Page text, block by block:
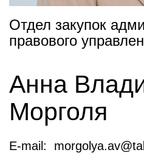
Отдел закупок
правового
Анна
Морголя
E-mail: